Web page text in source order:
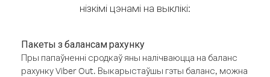
нізкімі цэнамі на выклікі:
Пакеты з балансам рахунку
Пры папаўненні сродкаў яны налічваюцца на баланс
рахунку Viber Out. Выкарыстаўшы гэты баланс, можна